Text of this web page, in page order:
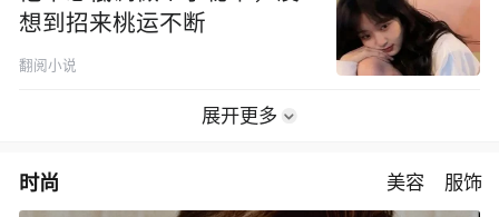
想到招来桃运不断
翻阅小说
展开更多
时尚 美容 服饰